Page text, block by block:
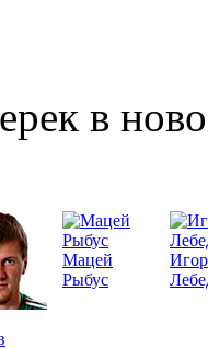
в
Мацей
Рыбус